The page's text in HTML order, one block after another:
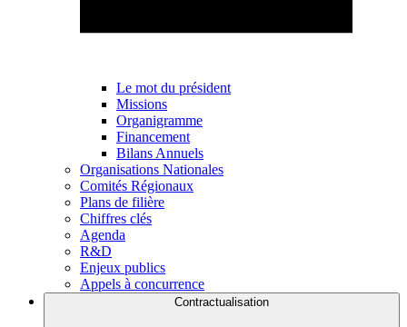
Le mot du président
Missions
Organigramme
Financement
Bilans Annuels
Organisations Nationales
Comités Régionaux
Plans de filière
Chiffres clés
Agenda
R&D
Enjeux publics
Appels à concurrence
Contractualisation